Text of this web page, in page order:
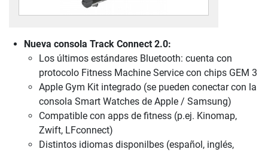
Nueva consola Track Connect 2.0:
Los últimos estándares Bluetooth: cuenta con
protocolo Fitness Machine Service con chips GEM 3
Apple Gym Kit integrado (se pueden conectar con la
consola Smart Watches de Apple / Samsung)
Compatible con apps de fitness (p.ej. Kinomap,
Zwift, LFconnect)
Distintos idiomas disponilbes (español, inglés,